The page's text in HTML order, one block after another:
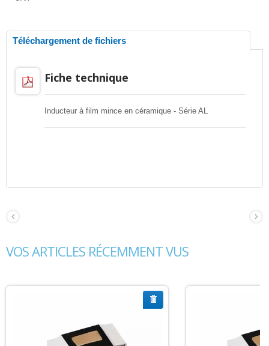
Téléchargement de fichiers
Fiche technique
Inducteur à film mince en céramique - Série AL
VOS ARTICLES RÉCEMMENT VUS